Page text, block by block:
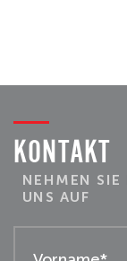
KONTAKT
NEHMEN
UNS AUF